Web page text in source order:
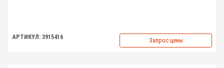
АРТИКУЛ: 3915416 Запрос цены